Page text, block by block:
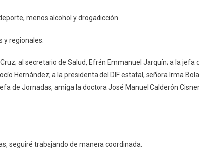
menos alcohol y drogadicción.
y regionales.
al secretario de Salud, Efrén Emmanuel Jarquín; a la jefa
Hernández; a la presidenta del DIF estatal, señora Irma
de Jornadas, amiga la doctora José Manuel Calderón
seguiré trabajando de manera coordinada.